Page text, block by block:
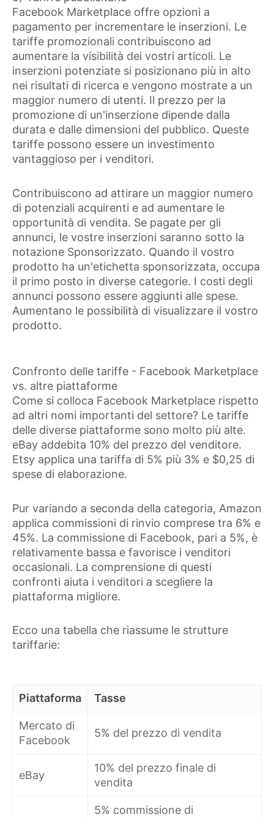
Facebook Marketplace offre opzioni a
pagamento per incrementare le inserzioni. Le
tariffe promozionali contribuiscono ad
aumentare la visibilità dei vostri articoli. Le
inserzioni potenziate si posizionano più in alto
nei risultati di ricerca e vengono mostrate a un
maggior numero di utenti. Il prezzo per la
promozione di un'inserzione dipende dalla
durata e dalle dimensioni del pubblico. Queste
tariffe possono essere un investimento
vantaggioso per i venditori.
Contribuiscono ad attirare un maggior numero
di potenziali acquirenti e ad aumentare le
opportunità di vendita. Se pagate per gli
annunci, le vostre inserzioni saranno sotto la
notazione Sponsorizzato. Quando il vostro
prodotto ha un'etichetta sponsorizzata, occupa
il primo posto in diverse categorie. I costi degli
annunci possono essere aggiunti alle spese.
Aumentano le possibilità di visualizzare il vostro
prodotto.
Confronto delle tariffe - Facebook Marketplace
vs. altre piattaforme
Come si colloca Facebook Marketplace rispetto
ad altri nomi importanti del settore? Le tariffe
delle diverse piattaforme sono molto più alte.
eBay addebita 10% del prezzo del venditore.
Etsy applica una tariffa di 5% più 3% e $0,25 di
spese di elaborazione.
Pur variando a seconda della categoria, Amazon
applica commissioni di rinvio comprese tra 6% e
45%. La commissione di Facebook, pari a 5%, è
relativamente bassa e favorisce i venditori
occasionali. La comprensione di questi
confronti aiuta i venditori a scegliere la
piattaforma migliore.
Ecco una tabella che riassume le strutture
tariffarie:
Piattaforma Tasse
Mercato di
Facebook
5% del prezzo di vendita
eBay
10% del prezzo finale di
vendita
5% commissione di